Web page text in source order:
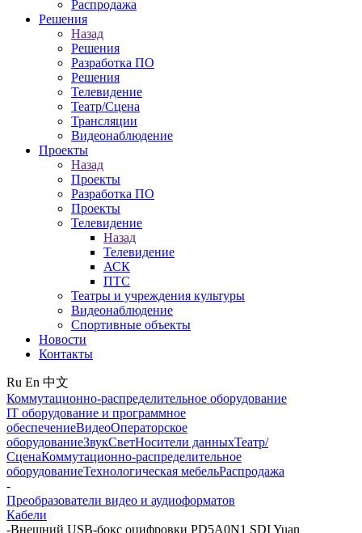
Распродажа
Решения
Назад
Решения
Разработка ПО
Решения
Телевидение
Театр/Сцена
Трансляции
Видеонаблюдение
Проекты
Назад
Проекты
Разработка ПО
Проекты
Телевидение
Назад
Телевидение
АСК
ПТС
Театры и учреждения культуры
Видеонаблюдение
Спортивные объекты
Новости
Контакты
Ru En 中文
Коммутационно-распределительное оборудование
IT оборудование и программное
обеспечениеВидеоОператорское
оборудованиеЗвукСветНосители данныхТеатр/
СценаКоммутационно-распределительное
оборудованиеТехнологическая мебельРаспродажа
-
Преобразователи видео и аудиоформатов
Кабели
-Внешний USB-бокс оцифровки PD5A0N1 SDI Yuan